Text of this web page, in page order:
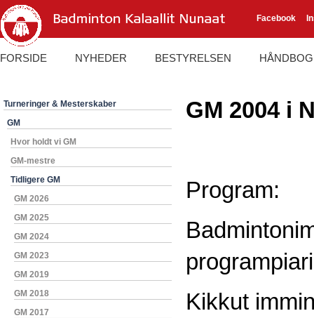
Facebook
FORSIDE NYHEDER BESTYRELSEN HÅNDBOG
Turneringer & Mesterskaber
GM
Hvor holdt vi GM
GM-mestre
Tidligere GM
GM 2026
GM 2025
GM 2024
GM 2023
GM 2019
GM 2018
GM 2017
GM 2004 i
Program:
Kikkut